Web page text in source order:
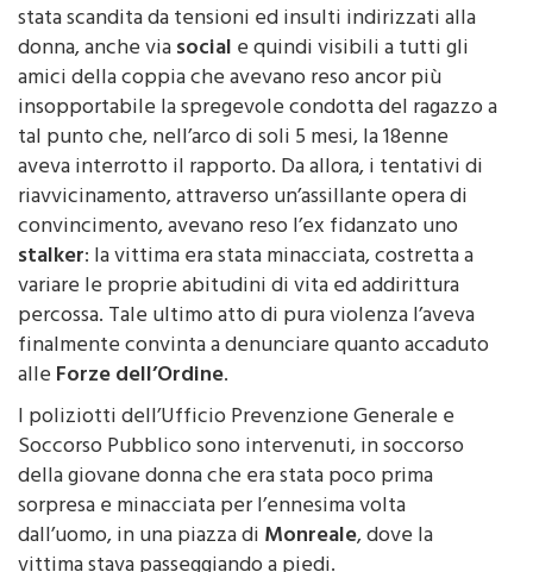
Larelazione sentimentaletra i due, pur breve, era
stata scandita da tensioni ed insulti indirizzati alla
donna, anche viasociale quindi visibili a tutti gli
amici della coppia che avevano reso ancor più
insopportabile la spregevole condotta del ragazzo a
tal punto che, nell’arco di soli 5 mesi, la 18enne
aveva interrotto il rapporto. Da allora, i tentativi di
riavvicinamento, attraverso un’assillante opera di
convincimento, avevano reso l’ex fidanzato uno
stalker: la vittima era stata minacciata, costretta a
variare le proprie abitudini di vita ed addirittura
percossa. Tale ultimo atto di pura violenza l’aveva
finalmente convinta a denunciare quanto accaduto
alleForze dell’Ordine.
I poliziotti dell’Ufficio Prevenzione Generale e
Soccorso Pubblico sono intervenuti, in soccorso
della giovane donna che era stata poco prima
sorpresa e minacciata per l’ennesima volta